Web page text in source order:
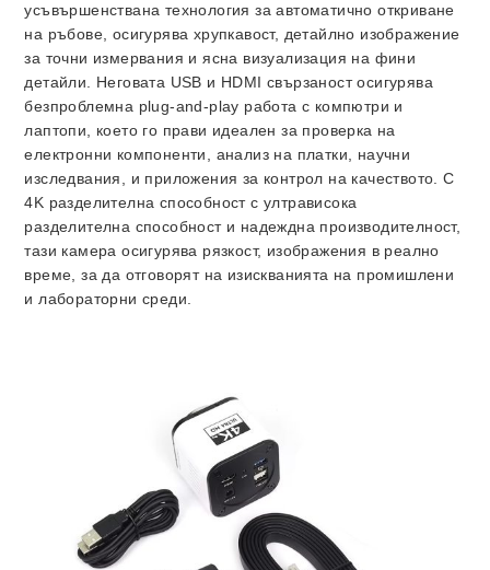
усъвършенствана технология за автоматично откриване
на ръбове, осигурява хрупкавост, детайлно изображение
за точни измервания и ясна визуализация на фини
детайли. Неговата USB и HDMI свързаност осигурява
безпроблемна plug-and-play работа с компютри и
лаптопи, което го прави идеален за проверка на
електронни компоненти, анализ на платки, научни
изследвания, и приложения за контрол на качеството. С
4K разделителна способност с ултрависока
разделителна способност и надеждна производителност,
тази камера осигурява рязкост, изображения в реално
време, за да отговорят на изискванията на промишлени
и лабораторни среди.